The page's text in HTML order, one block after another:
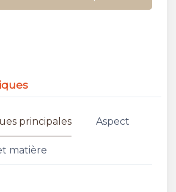
principales Aspect
matière